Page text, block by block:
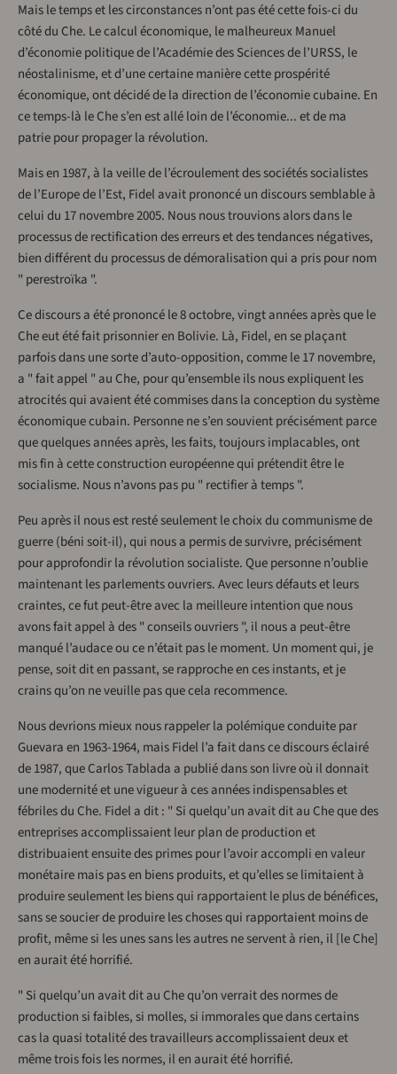
Mais le temps et les circonstances n’ont pas été cette fois-ci du
côté du Che. Le calcul économique, le malheureux Manuel
d’économie politique de l’Académie des Sciences de l’URSS, le
néostalinisme, et d’une certaine manière cette prospérité
économique, ont décidé de la direction de l’économie cubaine. En
ce temps-là le Che s’en est allé loin de l’économie... et de ma
patrie pour propager la révolution.
Mais en 1987, à la veille de l’écroulement des sociétés socialistes
de l’Europe de l’Est, Fidel avait prononcé un discours semblable à
celui du 17 novembre 2005. Nous nous trouvions alors dans le
processus de rectification des erreurs et des tendances négatives,
bien différent du processus de démoralisation qui a pris pour nom
" perestroïka ".
Ce discours a été prononcé le 8 octobre, vingt années après que le
Che eut été fait prisonnier en Bolivie. Là, Fidel, en se plaçant
parfois dans une sorte d’auto-opposition, comme le 17 novembre,
a " fait appel " au Che, pour qu’ensemble ils nous expliquent les
atrocités qui avaient été commises dans la conception du système
économique cubain. Personne ne s’en souvient précisément parce
que quelques années après, les faits, toujours implacables, ont
mis fin à cette construction européenne qui prétendit être le
socialisme. Nous n’avons pas pu " rectifier à temps ".
Peu après il nous est resté seulement le choix du communisme de
guerre (béni soit-il), qui nous a permis de survivre, précisément
pour approfondir la révolution socialiste. Que personne n’oublie
maintenant les parlements ouvriers. Avec leurs défauts et leurs
craintes, ce fut peut-être avec la meilleure intention que nous
avons fait appel à des " conseils ouvriers ", il nous a peut-être
manqué l’audace ou ce n’était pas le moment. Un moment qui, je
pense, soit dit en passant, se rapproche en ces instants, et je
crains qu’on ne veuille pas que cela recommence.
Nous devrions mieux nous rappeler la polémique conduite par
Guevara en 1963-1964, mais Fidel l’a fait dans ce discours éclairé
de 1987, que Carlos Tablada a publié dans son livre où il donnait
une modernité et une vigueur à ces années indispensables et
fébriles du Che. Fidel a dit : " Si quelqu’un avait dit au Che que des
entreprises accomplissaient leur plan de production et
distribuaient ensuite des primes pour l’avoir accompli en valeur
monétaire mais pas en biens produits, et qu’elles se limitaient à
produire seulement les biens qui rapportaient le plus de bénéfices,
sans se soucier de produire les choses qui rapportaient moins de
profit, même si les unes sans les autres ne servent à rien, il [le Che]
en aurait été horrifié.
" Si quelqu’un avait dit au Che qu’on verrait des normes de
production si faibles, si molles, si immorales que dans certains
cas la quasi totalité des travailleurs accomplissaient deux et
même trois fois les normes, il en aurait été horrifié.